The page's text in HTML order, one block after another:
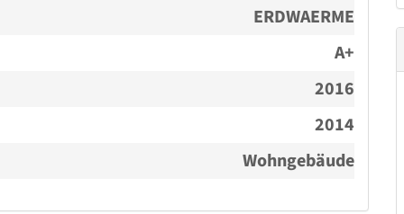
Vereinbarung.
ERDWAERME
A+
2016
2014
Wohngebäude